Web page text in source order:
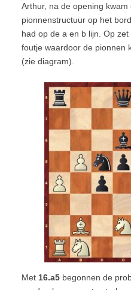
Arthur, na de opening
pionnenstructuur op het
had op de a en b lijn. Op
foutje waardoor de pionnen
(zie diagram).
Met 16.a5begonnen de